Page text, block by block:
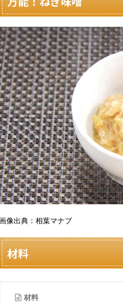
像出典：相葉マナブ
材料
材料